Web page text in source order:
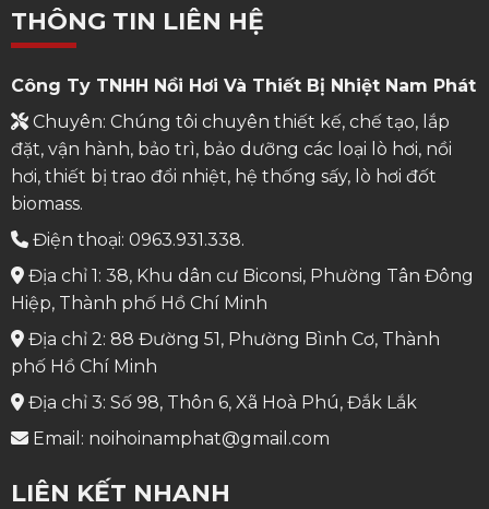
THÔNG TIN LIÊN HỆ
Công Ty TNHH Nồi Hơi Và Thiết Bị Nhiệt Nam Phát
Chuyên: Chúng tôi chuyên thiết kế, chế tạo, lắp
đặt, vận hành, bảo trì, bảo dưỡng các loại lò hơi, nồi
hơi, thiết bị trao đổi nhiệt, hệ thống sấy, lò hơi đốt
biomass.
Điện thoại: 0963.931.338.
Địa chỉ 1: 38, Khu dân cư Biconsi, Phường Tân Đông
Hiệp, Thành phố Hồ Chí Minh
Địa chỉ 2: 88 Đường 51, Phường Bình Cơ, Thành
phố Hồ Chí Minh
Địa chỉ 3: Số 98, Thôn 6, Xã Hoà Phú, Đắk Lắk
Email: noihoinamphat@gmail.com
LIÊN KẾT NHANH